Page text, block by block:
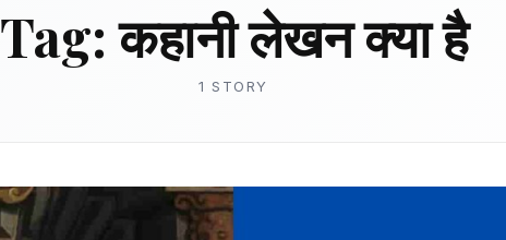
Tag:कहानी लेखन क्या है
1 STORY